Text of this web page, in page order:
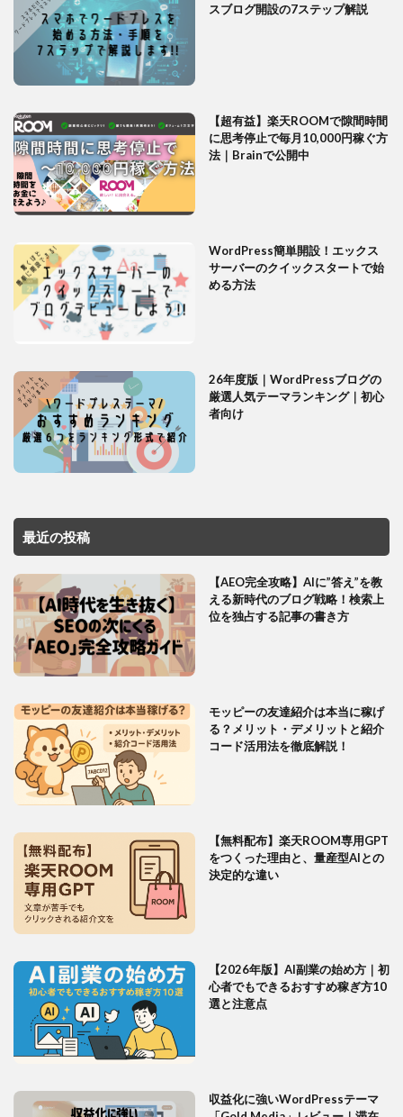
スブログ開設の7ステップ解説
【超有益】楽天ROOMで隙間時間
に思考停止で毎月10,000円稼ぐ方
法｜Brainで公開中
WordPress簡単開設！エックス
サーバーのクイックスタートで始
める方法
26年度版｜WordPressブログの
厳選人気テーマランキング｜初心
者向け
最近の投稿
【AEO完全攻略】AIに”答え”を教
える新時代のブログ戦略！検索上
位を独占する記事の書き方
モッピーの友達紹介は本当に稼げ
る？メリット・デメリットと紹介
コード活用法を徹底解説！
【無料配布】楽天ROOM専用GPT
をつくった理由と、量産型AIとの
決定的な違い
【2026年版】AI副業の始め方｜初
心者でもできるおすすめ稼ぎ方10
選と注意点
収益化に強いWordPressテーマ